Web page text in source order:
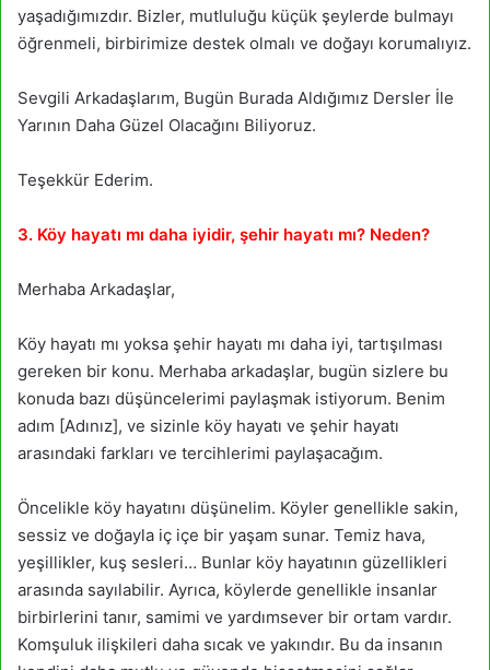
yaşadığımızdır. Bizler, mutluluğu küçük şeylerde bulmayı
öğrenmeli, birbirimize destek olmalı ve doğayı korumalıyız.
Sevgili Arkadaşlarım, Bugün Burada Aldığımız Dersler İle
Yarının Daha Güzel Olacağını Biliyoruz.
Teşekkür Ederim.
3. Köy hayatı mı daha iyidir, şehir hayatı mı? Neden?
Merhaba Arkadaşlar,
Köy hayatı mı yoksa şehir hayatı mı daha iyi, tartışılması
gereken bir konu. Merhaba arkadaşlar, bugün sizlere bu
konuda bazı düşüncelerimi paylaşmak istiyorum. Benim
adım [Adınız], ve sizinle köy hayatı ve şehir hayatı
arasındaki farkları ve tercihlerimi paylaşacağım.
Öncelikle köy hayatını düşünelim. Köyler genellikle sakin,
sessiz ve doğayla iç içe bir yaşam sunar. Temiz hava,
yeşillikler, kuş sesleri… Bunlar köy hayatının güzellikleri
arasında sayılabilir. Ayrıca, köylerde genellikle insanlar
birbirlerini tanır, samimi ve yardımsever bir ortam vardır.
Komşuluk ilişkileri daha sıcak ve yakındır. Bu da insanın